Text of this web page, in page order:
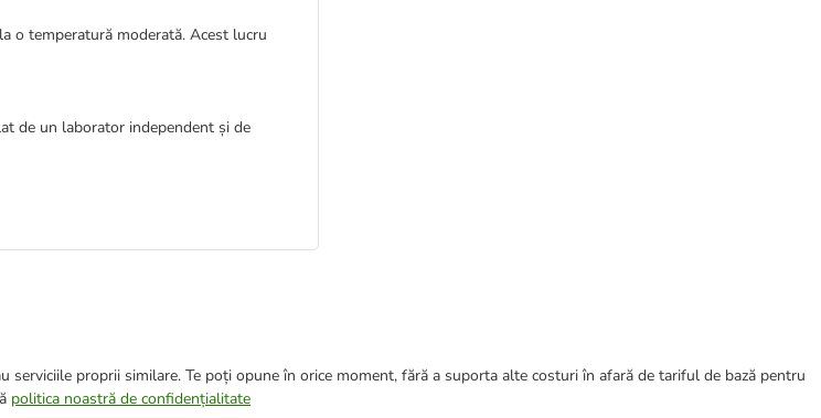
o temperatură moderată. Acest lucru
de un laborator independent și de
proprii similare. Te poți opune în orice moment, fără a suporta alte costuri în afară de tariful de bază pentru
politica noastră de confidențialitate